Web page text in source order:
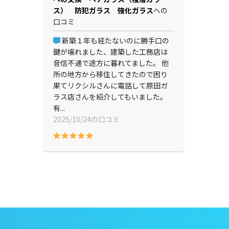
ス） 防犯ガラス 強化ガラスへの
口コミ
新築１年も経たないのに勝手口の
鍵が壊れました、建築した工務店は
音信不通で途方に暮れてました。 他
所の地方から移住してきたので困り
果てリクシルさんに電話して原田ガ
ラス店さんを紹介してもいました。
有...
2025/10/24の口コミ